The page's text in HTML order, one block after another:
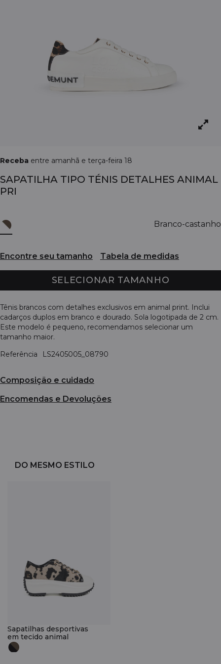
Receba entre amanhã e terça-feira 18
SAPATILHA TIPO TÉNIS DETALHES ANIMAL
PRI
Branco-castanho
Encontre seu tamanho Tabela de medidas
SELECIONAR TAMANHO
Tênis brancos com detalhes exclusivos em animal print. Inclui
cadarços duplos em branco e dourado. Sola logotipada de 2 cm.
Este modelo é pequeno, recomendamos selecionar um
tamanho maior.
Referência
LS2405005_08790
Composição e cuidado
Encomendas e Devoluções
DO MESMO ESTILO
Sapatilhas desportivas
em tecido animal